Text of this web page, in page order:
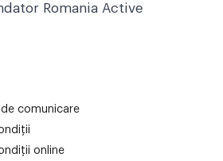
Romania Active
comunicare
online